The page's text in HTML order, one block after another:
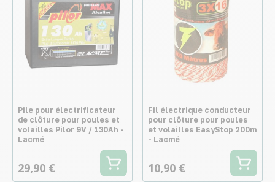
Pile pour électrificateur
de clôture pour poules et
volailles Pilor 9V / 130Ah -
Lacmé
29,90 €
Fil électrique conducteur
pour clôture pour poules
et volailles EasyStop 200m
- Lacmé
10,90 €